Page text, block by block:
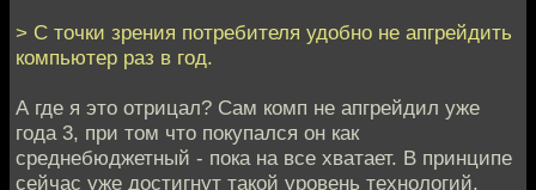
> С точки зрения потребителя удобно не апгрейдить
компьютер раз в год.
А где я это отрицал? Сам комп не апгрейдил уже
года 3, при том что покупался он как
среднебюджетный - пока на все хватает. В принципе
сейчас уже достигнут такой уровень технологий,